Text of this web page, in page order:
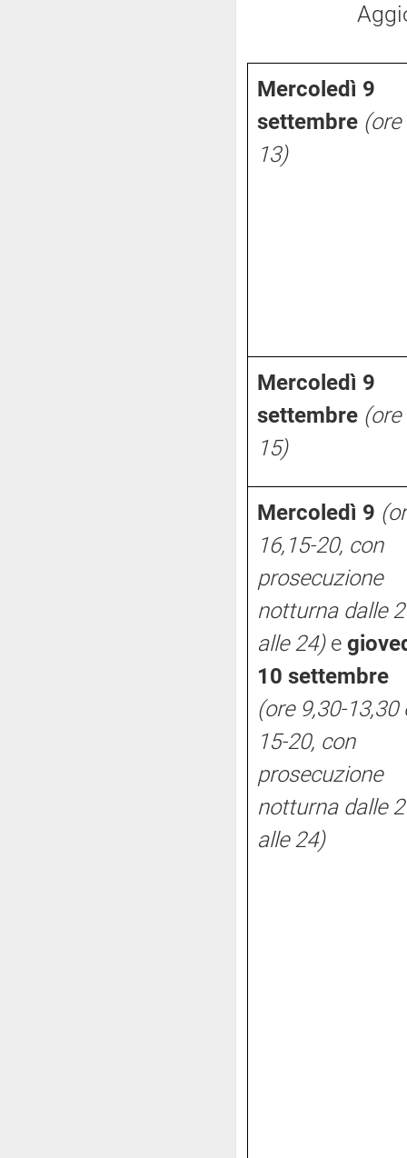
Mercoledì 9
settembre (ore
13)
Mercoledì 9
settembre (ore
15)
Mercoledì 9
16,15-20, con
prosecuzione
notturna dalle
alle 24) e
10 settembre
(ore 9,30-13,30
15-20, con
prosecuzione
notturna dalle
alle 24)